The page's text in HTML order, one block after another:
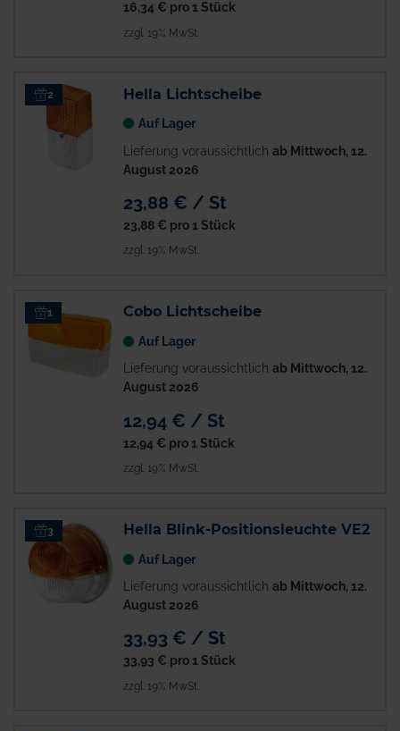
16,34 € pro 1 Stück
zzgl. 19% MwSt.
2 Hella Lichtscheibe
Auf Lager
Lieferung voraussichtlich ab Mittwoch, 12.
August 2026
23,88 € / St
23,88 € pro 1 Stück
zzgl. 19% MwSt.
1 Cobo Lichtscheibe
Auf Lager
Lieferung voraussichtlich ab Mittwoch, 12.
August 2026
12,94 € / St
12,94 € pro 1 Stück
zzgl. 19% MwSt.
3 Hella Blink-Positionsleuchte VE2
Auf Lager
Lieferung voraussichtlich ab Mittwoch, 12.
August 2026
33,93 € / St
33,93 € pro 1 Stück
zzgl. 19% MwSt.